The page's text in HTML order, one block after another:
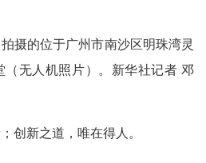
摄的位于广州市南沙区明珠湾灵
（无人机照片）。新华社记者 邓
新之道，唯在得人。